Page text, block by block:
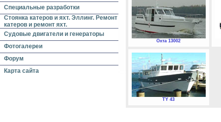
Специальные разработки
Стоянка катеров и яхт. Эллинг. Ремонт
катеров и ремонт яхт.
Судовые двигатели и генераторы
Фотогалереи
Форум
Карта сайта
Охта 13002
TY 43